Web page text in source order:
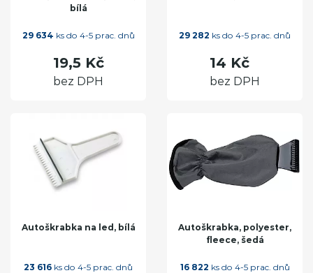
bílá
29 634 ks do 4-5 prac. dnů
19,5 Kč
bez DPH
29 282 ks do 4-5 prac. dnů
14 Kč
bez DPH
Autoškrabka na led, bílá
23 616 ks do 4-5 prac. dnů
Autoškrabka, polyester,
fleece, šedá
16 822 ks do 4-5 prac. dnů